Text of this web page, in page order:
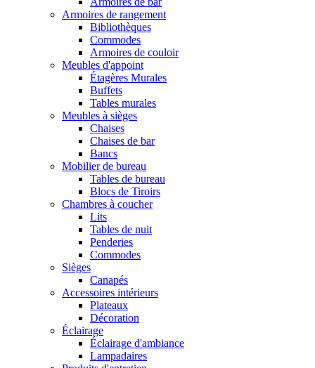
Armoires de rangement
Bibliothèques
Commodes
Armoires de couloir
Meubles d'appoint
Étagères Murales
Buffets
Tables murales
Meubles à sièges
Chaises
Chaises de bar
Bancs
Mobilier de bureau
Tables de bureau
Blocs de Tiroirs
Chambres à coucher
Lits
Tables de nuit
Penderies
Commodes
Sièges
Canapés
Accessoires intérieurs
Plateaux
Décoration
Éclairage
Éclairage d'ambiance
Lampadaires